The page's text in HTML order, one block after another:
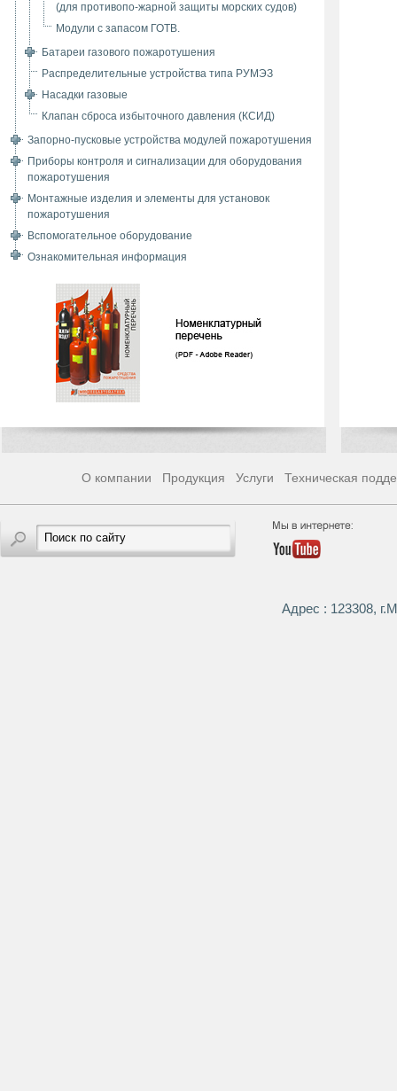
(для противопо-жарной защиты морских судов)
Модули с запасом ГОТВ.
Батареи газового пожаротушения
Распределительные устройства типа РУМЭЗ
Насадки газовые
Клапан сброса избыточного давления (КСИД)
Запорно-пусковые устройства модулей пожаротушения
Приборы контроля и сигнализации для оборудования
пожаротушения
Монтажные изделия и элементы для установок
пожаротушения
Вспомогательное оборудование
Ознакомительная информация
О компании Продукция Услуги Техническая
Адрес : 123308,